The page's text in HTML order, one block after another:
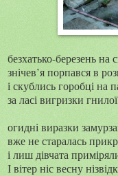
безхатько-березень на
знічев’я порпався в
і скублись горобці на
за ласі вигризки
огидні виразки
вже не старалась
і лиш дівчата
І вітер ніс весну